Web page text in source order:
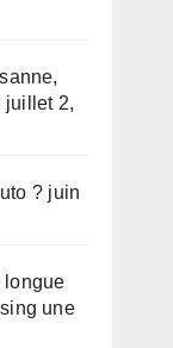
juillet 2,
? juin
longue
une